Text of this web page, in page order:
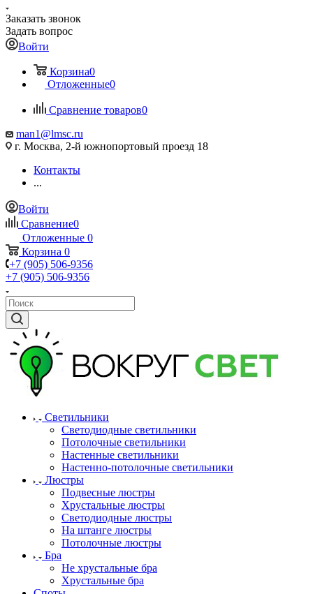
Заказать звонок
Задать вопрос
Войти
Корзина0
Отложенные0
Сравнение товаров0
man1@lmsc.ru
г. Москва, 2-й южнопортовый проезд 18
Контакты
...
Войти
Сравнение0
Отложенные 0
Корзина 0
+7 (905) 506-9356
+7 (905) 506-9356
Светильники
Светодиодные светильники
Потолочные светильники
Настенные светильники
Настенно-потолочные светильники
Люстры
Подвесные люстры
Хрустальные люстры
Светодиодные люстры
На штанге люстры
Потолочные люстры
Бра
Не хрустальные бра
Хрустальные бра